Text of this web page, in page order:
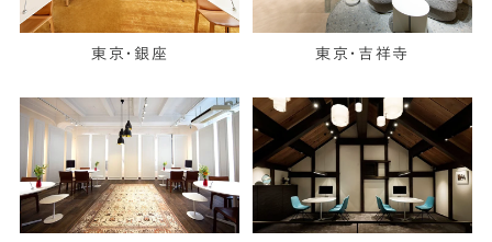
東京・銀座 東京・吉祥寺